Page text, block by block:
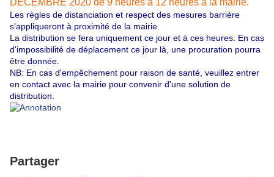
DECEMBRE 2020 de 9 heures à 12 heures à la mairie.
Les règles de distanciation et respect des mesures barrière
s'appliqueront à proximité de la mairie.
La distribution se fera uniquement ce jour et à ces heures. En cas
d'impossibilité de déplacement ce jour là, une procuration pourra
être donnée.
NB: En cas d'empêchement pour raison de santé, veuillez entrer
en contact avec la mairie pour convenir d'une solution de
distribution.
Partager